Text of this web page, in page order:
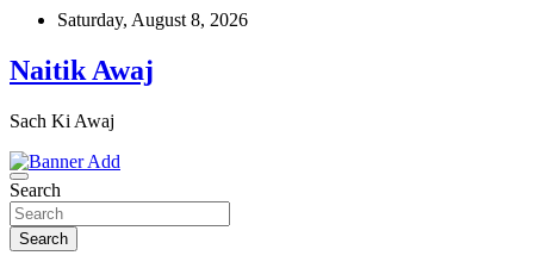
Skip
content
Saturday, August 8, 2026
Naitik Awaj
Sach Ki Awaj
Search
Search